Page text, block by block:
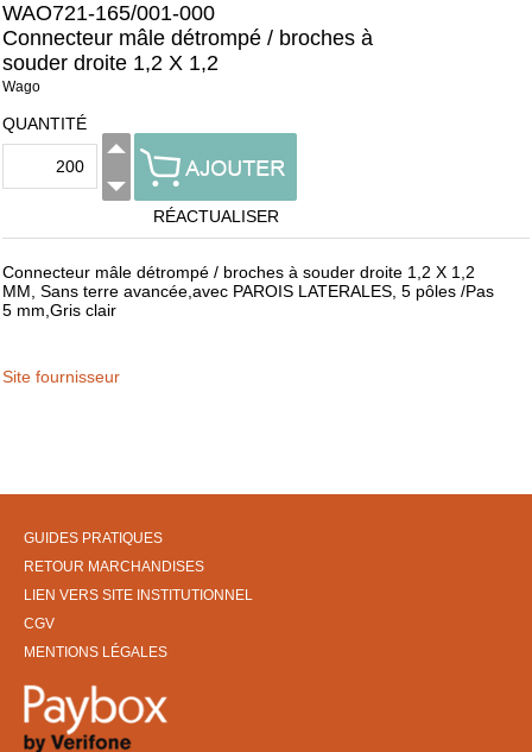
WAO721-165/001-000
Connecteur mâle détrompé / broches à
souder droite 1,2 X 1,2
Wago
QUANTITÉ
RÉACTUALISER
Connecteur mâle détrompé / broches à souder droite 1,2 X 1,2
MM, Sans terre avancée,avec PAROIS LATERALES, 5 pôles /Pas
5 mm,Gris clair
Site fournisseur
GUIDES PRATIQUES
RETOUR MARCHANDISES
LIEN VERS SITE INSTITUTIONNEL
CGV
MENTIONS LÉGALES